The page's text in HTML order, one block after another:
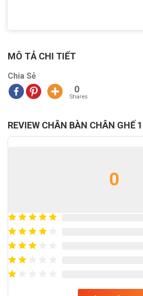
MÔ TẢ CHI TIẾT
Chia Sẻ
0
Shares
REVIEW CHÂN BÀN CHÂN GHẾ
0